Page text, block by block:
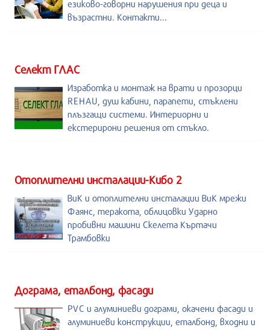
езиково-говорни нарушения при деца и
възрастни. Контакти...
Селект ГЛАС
Изработка и монтаж на врати и прозорци
REHAU, душ кабини, парапети, стъклени
плъзгащи системи. Интериорни и
екстерирони решения от стъкло.
Отоплителни инсталации-Кибо 2
ВиК и отоплителни инсталации ВиК мрежи
Фаянс, теракота, облицовки Ударно
пробивни машини Скелета Къртачи
Трамбовки
Дограма, еталбонд, фасади
PVC и алуминиеви дограми, окачени фасади и
алуминиеви конструкции, еталбонд, входни и